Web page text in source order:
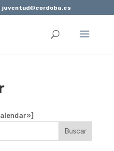
juventud@cordoba.es